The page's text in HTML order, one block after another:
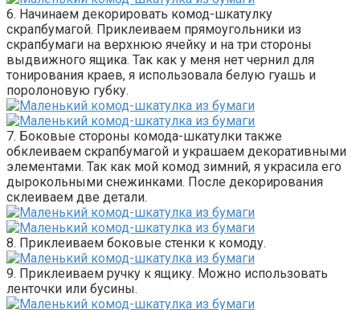
6. Начинаем декорировать комод-шкатулку
скрапбумагой. Приклеиваем прямоугольники из
скрапбумаги на верхнюю ячейку и на три стороны
выдвижного ящика. Так как у меня нет чернил для
тонирования краев, я использовала белую гуашь и
поролоновую губку.
7. Боковые стороны комода-шкатулки также
обклеиваем скрапбумагой и украшаем декоративными
элементами. Так как мой комод зимний, я украсила его
дырокольными снежинками. После декорирования
склеиваем две детали.
8. Приклеиваем боковые стенки к комоду.
9. Приклеиваем ручку к ящику. Можно использовать
ленточки или бусины.